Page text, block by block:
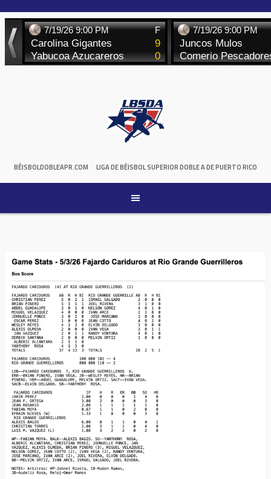
to
content
BÉISBOLDOBLEAPR.COM LIGA DE BÉISBOL SUPERIOR DOBLE A DE PUERTO RICO